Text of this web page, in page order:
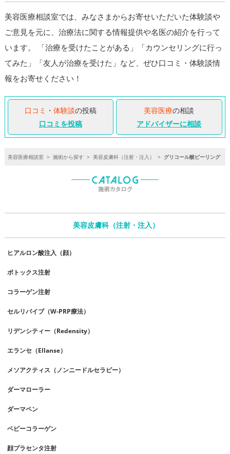
美容医療相談室では、みなさまからお寄せいただいた体験談や
ご意見を元に、治療法に関する情報提供や名医の紹介を行って
います。 「治療を受けたことがある」「カウンセリングに行っ
てみた」「友人が治療を受けた」など、ぜひ口コミ・体験談情
報をお寄せください！
口コミ ・ 体験談の投稿
口コミを投稿
美容医療の相談
アドバイザーに相談
美容医療相談室 > 施術から探す > 美容皮膚科（注射・注入） > グリコール酸ピーリング
美容皮膚科（注射・注入）
ヒアルロン酸注入（顔）
ボトックス注射
コラーゲン注射
セルリバイブ（W-PRP療法）
リデンシティー（Redensity）
エランセ（Ellanse）
メソアクティス（ノンニードルセラピー）
ダーマローラー
ダーマペン
ベビーコラーゲン
顔プラセンタ注射